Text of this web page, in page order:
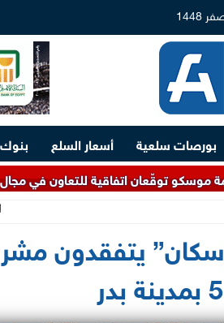
بورصات سلعية أسعار السلع بنوك
اتفاقية للتعاون في مجال حماية
يتفقدون